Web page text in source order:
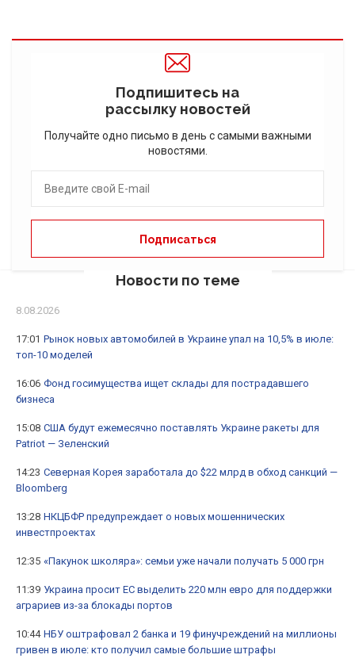
Подпишитесь на
рассылку новостей
Получайте одно письмо в день с самыми важными
новостями.
Новости по теме
8.08.2026
17:01 Рынок новых автомобилей в Украине упал на 10,5% в июле:
топ-10 моделей
16:06 Фонд госимущества ищет склады для пострадавшего
бизнеса
15:08 США будут ежемесячно поставлять Украине ракеты для
Patriot — Зеленский
14:23 Северная Корея заработала до $22 млрд в обход санкций —
Bloomberg
13:28 НКЦБФР предупреждает о новых мошеннических
инвестпроектах
12:35 «Пакунок школяра»: семьи уже начали получать 5 000 грн
11:39 Украина просит ЕС выделить 220 млн евро для поддержки
аграриев из-за блокады портов
10:44 НБУ оштрафовал 2 банка и 19 финучреждений на миллионы
гривен в июле: кто получил самые большие штрафы